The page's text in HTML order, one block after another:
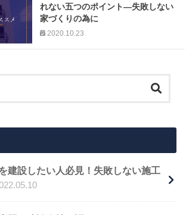
れない五つのポイント―失敗しない
家づくりの為に
2020.10.23
建設したい人必見！失敗しない施工